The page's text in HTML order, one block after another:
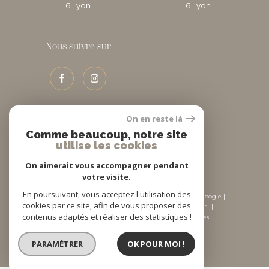
6
lyon
Nous suivre sur
6
lyon
Adhérents
© 2026 | Tous droits réservés | Traduction powered by Google |
Nos honoraires
Plan du site
Mentions légales
Admin
Nos liens Politique RGPD Cookies
On en reste là
Comme beaucoup, notre site
utilise les cookies
On aimerait vous accompagner pendant
votre visite.
En poursuivant, vous acceptez l'utilisation des
cookies par ce site, afin de vous proposer des
contenus adaptés et réaliser des statistiques !
PARAMÉTRER OK POUR MOI !